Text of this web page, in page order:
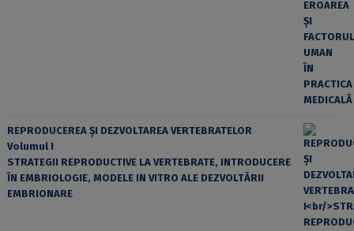
REPRODUCEREA ȘI DEZVOLTAREA VERTEBRATELOR
Volumul I
STRATEGII REPRODUCTIVE LA VERTEBRATE, INTRODUCERE
ÎN EMBRIOLOGIE, MODELE IN VITRO ALE DEZVOLTĂRII
EMBRIONARE